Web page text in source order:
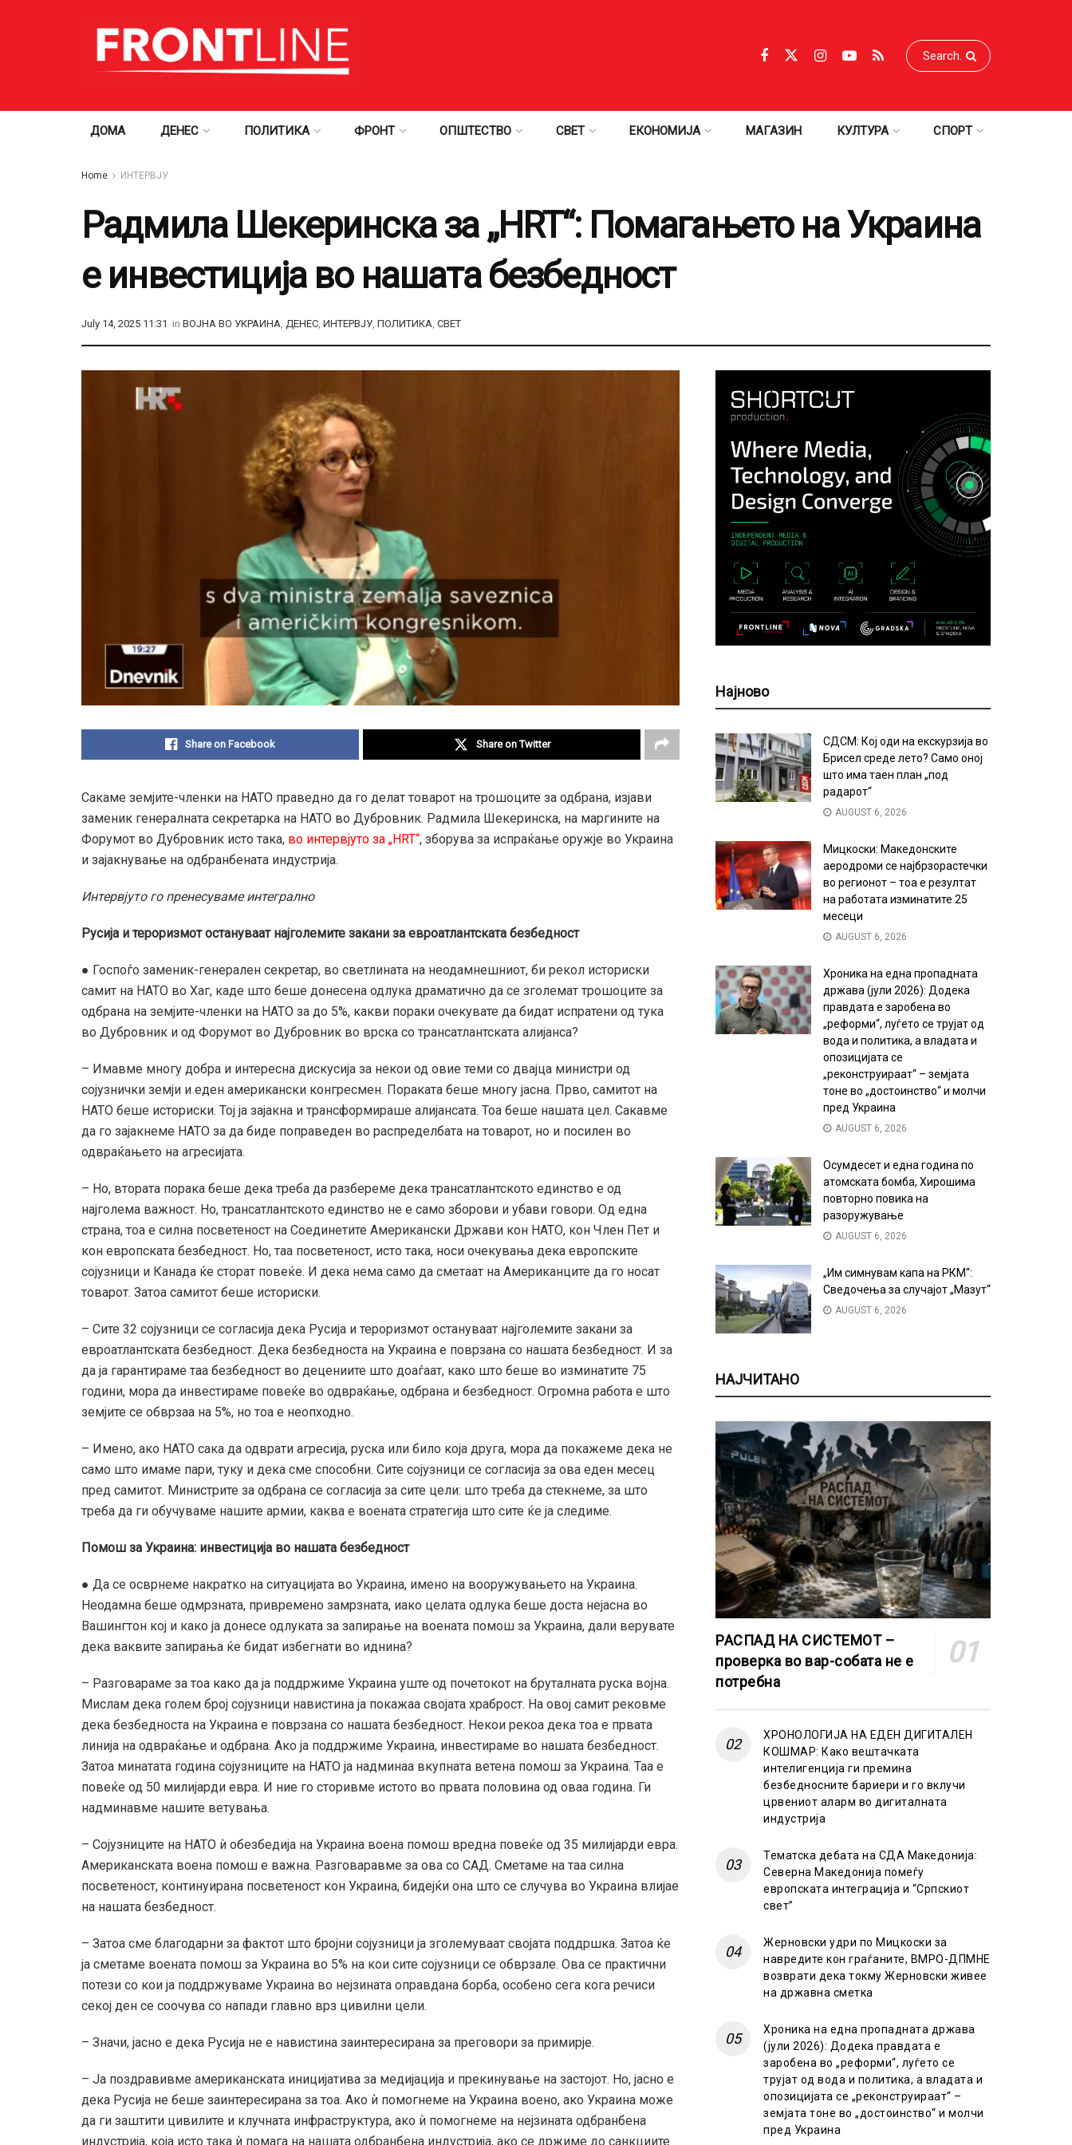
ДОМА ДЕНЕС ПОЛИТИКА ФРОНТ ОПШТЕСТВО СВЕТ ЕКОНОМИЈА МАГАЗИН КУЛТУРА СПОРТ
Home ИНТЕРВЈУ
Радмила Шекеринска за „HRT“: Помагањето на Украина
е инвестиција во нашата безбедност
July 14, 2025 11:31 in ВОЈНА ВО УКРАИНА, ДЕНЕС, ИНТЕРВЈУ, ПОЛИТИКА, СВЕТ
Share on Facebook Share on Twitter
Сакаме земјите-членки на НАТО праведно да го делат товарот на трошоците за одбрана, изјави
заменик генералната секретарка на НАТО во Дубровник. Радмила Шекеринска, на маргините на
Форумот во Дубровник исто така, во интервјуто за „HRT“, зборува за испраќање оружје во Украина
и зајакнување на одбранбената индустрија.
Интервјуто го пренесуваме интегрално
Русија и тероризмот остануваат најголемите закани за евроатлантската безбедност
● Госпоѓо заменик-генерален секретар, во светлината на неодамнешниот, би рекол историски
самит на НАТО во Хаг, каде што беше донесена одлука драматично да се зголемат трошоците за
одбрана на земјите-членки на НАТО за до 5%, какви пораки очекувате да бидат испратени од тука
во Дубровник и од Форумот во Дубровник во врска со трансатлантската алијанса?
– Имавме многу добра и интересна дискусија за некои од овие теми со двајца министри од
сојузнички земји и еден американски конгресмен. Пораката беше многу јасна. Прво, самитот на
НАТО беше историски. Тој ја зајакна и трансформираше алијансата. Тоа беше нашата цел. Сакавме
да го зајакнеме НАТО за да биде поправеден во распределбата на товарот, но и посилен во
одвраќањето на агресијата.
– Но, втората порака беше дека треба да разбереме дека трансатлантското единство е од
најголема важност. Но, трансатлантското единство не е само зборови и убави говори. Од една
страна, тоа е силна посветеност на Соединетите Американски Држави кон НАТО, кон Член Пет и
кон европската безбедност. Но, таа посветеност, исто така, носи очекувања дека европските
сојузници и Канада ќе сторат повеќе. И дека нема само да сметаат на Американците да го носат
товарот. Затоа самитот беше историски.
– Сите 32 сојузници се согласија дека Русија и тероризмот остануваат најголемите закани за
евроатлантската безбедност. Дека безбедноста на Украина е поврзана со нашата безбедност. И за
да ја гарантираме таа безбедност во децениите што доаѓаат, како што беше во изминатите 75
години, мора да инвестираме повеќе во одвраќање, одбрана и безбедност. Огромна работа е што
земјите се обврзаа на 5%, но тоа е неопходно.
– Имено, ако НАТО сака да одврати агресија, руска или било која друга, мора да покажеме дека не
само што имаме пари, туку и дека сме способни. Сите сојузници се согласија за ова еден месец
пред самитот. Министрите за одбрана се согласија за сите цели: што треба да стекнеме, за што
треба да ги обучуваме нашите армии, каква е воената стратегија што сите ќе ја следиме.
Помош за Украина: инвестиција во нашата безбедност
● Да се осврнеме накратко на ситуацијата во Украина, имено на вооружувањето на Украина.
Неодамна беше одмрзната, привремено замрзната, иако целата одлука беше доста нејасна во
Вашингтон кој и како ја донесе одлуката за запирање на воената помош за Украина, дали верувате
дека ваквите запирања ќе бидат избегнати во иднина?
– Разговараме за тоа како да ја поддржиме Украина уште од почетокот на бруталната руска војна.
Мислам дека голем број сојузници навистина ја покажаа својата храброст. На овој самит рековме
дека безбедноста на Украина е поврзана со нашата безбедност. Некои рекоа дека тоа е првата
линија на одвраќање и одбрана. Ако ја поддржиме Украина, инвестираме во нашата безбедност.
Затоа минатата година сојузниците на НАТО ја надминаа вкупната ветена помош за Украина. Таа е
повеќе од 50 милијарди евра. И ние го сторивме истото во првата половина од оваа година. Ги
надминавме нашите ветувања.
– Сојузниците на НАТО ѝ обезбедија на Украина воена помош вредна повеќе од 35 милијарди евра.
Американската воена помош е важна. Разговаравме за ова со САД. Сметаме на таа силна
посветеност, континуирана посветеност кон Украина, бидејќи она што се случува во Украина влијае
на нашата безбедност.
– Затоа сме благодарни за фактот што бројни сојузници ја зголемуваат својата поддршка. Затоа ќе
ја сметаме воената помош за Украина во 5% на кои сите сојузници се обврзале. Ова се практични
потези со кои ја поддржуваме Украина во нејзината оправдана борба, особено сега кога речиси
секој ден се соочува со напади главно врз цивилни цели.
– Значи, јасно е дека Русија не е навистина заинтересирана за преговори за примирје.
– Ја поздравивме американската иницијатива за медијација и прекинување на застојот. Но, јасно е
дека Русија не беше заинтересирана за тоа. Ако ѝ помогнеме на Украина воено, ако Украина може
да ги заштити цивилите и клучната инфраструктура, ако ѝ помогнеме на нејзината одбранбена
индустрија, која исто така ѝ помага на нашата одбранбена индустрија, ако се држиме до санкциите
Најново
СДСМ: Кој оди на екскурзија во
Брисел среде лето? Само оној
што има таен план „под
радарот“
AUGUST 6, 2026
Мицкоски: Македонските
аеродроми се најбрзорастечки
во регионот – тоа е резултат
на работата изминатите 25
месеци
AUGUST 6, 2026
Хроника на една пропадната
држава (јули 2026): Додека
правдата е заробена во
„реформи“, луѓето се трујат од
вода и политика, а владата и
опозицијата се
„реконструираат“ – земјата
тоне во „достоинство“ и молчи
пред Украина
AUGUST 6, 2026
Осумдесет и една година по
атомската бомба, Хирошима
повторно повика на
разоружување
AUGUST 6, 2026
„Им симнувам капа на РКМ“:
Сведочења за случајот „Мазут“
AUGUST 6, 2026
НАЈЧИТАНО
РАСПАД НА СИСТЕМОТ –
проверка во вар-собата не е
потребна
ХРОНОЛОГИЈА НА ЕДЕН ДИГИТАЛЕН
КОШМАР: Како вештачката
интелигенција ги премина
безбедносните бариери и го вклучи
црвениот аларм во дигиталната
индустрија
Тематска дебата на СДА Македонија:
Северна Македонија помеѓу
европската интеграција и “Српскиот
свет”
Жерновски удри по Мицкоски за
навредите кон граѓаните, ВМРО-ДПМНЕ
возврати дека токму Жерновски живее
на државна сметка
Хроника на една пропадната држава
(јули 2026): Додека правдата е
заробена во „реформи“, луѓето се
трујат од вода и политика, а владата и
опозицијата се „реконструираат“ –
земјата тоне во „достоинство“ и молчи
пред Украина